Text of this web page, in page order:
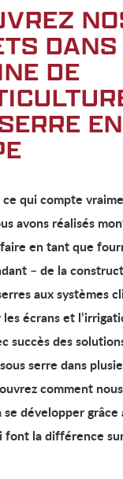
DE
EN
qui compte
avons réalisés
en tant que
– de la
aux systèmes
écrans et
succès des
serre dans
comment
développer grâce
font la différence